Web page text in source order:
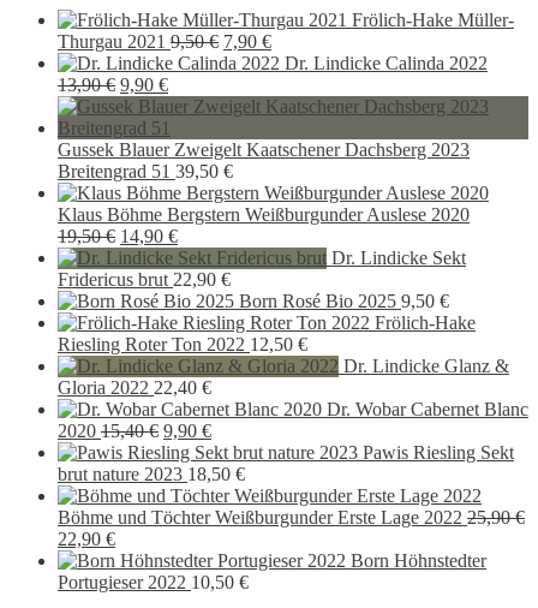
Frölich-Hake Müller-
Thurgau 2021 9,50€ Ursprünglicher
Preis
9,50 €
7,90 €Aktueller
Preis
7,90 €.
Dr. Lindicke Calinda 2022
13,90€ Ursprünglicher
Preis
war:
13,90 €
9,90 €Aktueller
Preis
9,90 €.
Gussek Blauer Zweigelt Kaatschener Dachsberg 2023
Breitengrad 51 39,50 €
Klaus Böhme Bergstern Weißburgunder Auslese 2020
19,50€ Ursprünglicher
Preis
war:
19,50 €
14,90 €Aktueller
Preis
ist:
14,90 €.
Dr. Lindicke Sekt
Fridericus brut 22,90 €
Born Rosé Bio 2025 9,50 €
Frölich-Hake
Riesling Roter Ton 2022 12,50 €
Dr. Lindicke Glanz &
Gloria 2022 22,40 €
Dr. Wobar Cabernet Blanc
2020 15,40€ Ursprünglicher
Preis
war:
15,40 €
9,90 €Aktueller
Preis
ist:
9,90 €.
Pawis Riesling Sekt
brut nature 2023 18,50 €
Böhme und Töchter Weißburgunder Erste Lage 2022 25,90€
Ursprünglicher
Preis
war:
22,90 €Aktueller
Preis
ist:
Born Höhnstedter
Portugieser 2022 10,50 €